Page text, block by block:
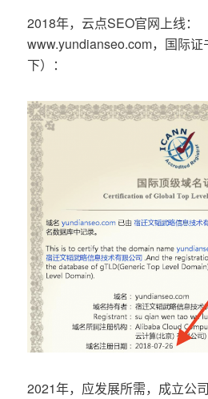
2018年，云点SEO官网上线：
www.yundianseo.com，国际证
下）：
2021年，应发展所需，成立公